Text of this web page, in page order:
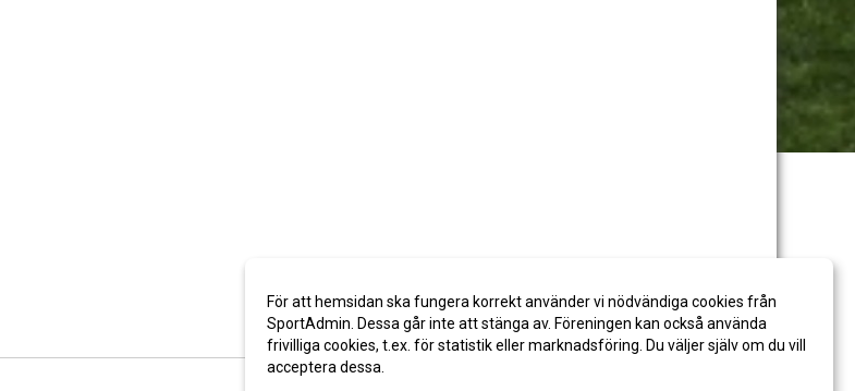
För att hemsidan ska fungera korrekt använder vi nödvändiga cookies från
SportAdmin. Dessa går inte att stänga av. Föreningen kan också använda
frivilliga cookies, t.ex. för statistik eller marknadsföring. Du väljer själv om du vill
acceptera dessa.